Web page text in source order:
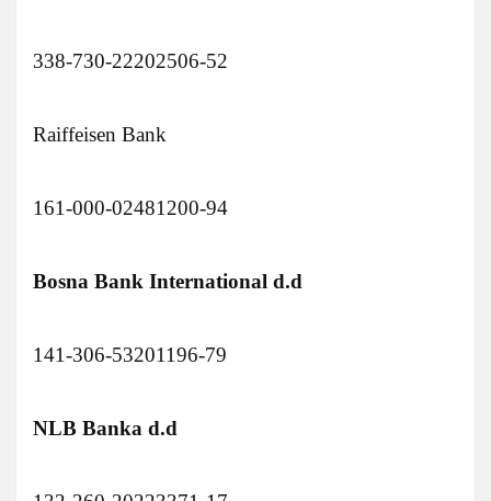
338-730-22202506-52
Raiffeisen Bank
161-000-02481200-94
Bosna Bank International d.d
141-306-53201196-79
NLB Banka d.d